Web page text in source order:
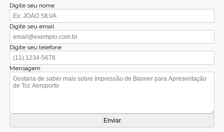
Digite seu nome
Digite seu email
Digite seu telefone
Mensagem